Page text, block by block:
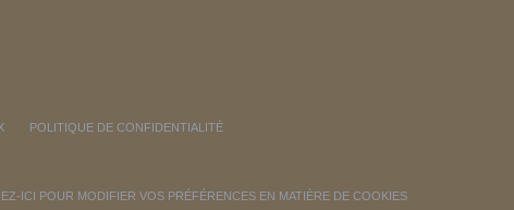
POLITIQUE DE CONFIDENTIALITÉ
ICI POUR MODIFIER VOS PRÉFÉRENCES EN MATIÈRE DE COOKIES